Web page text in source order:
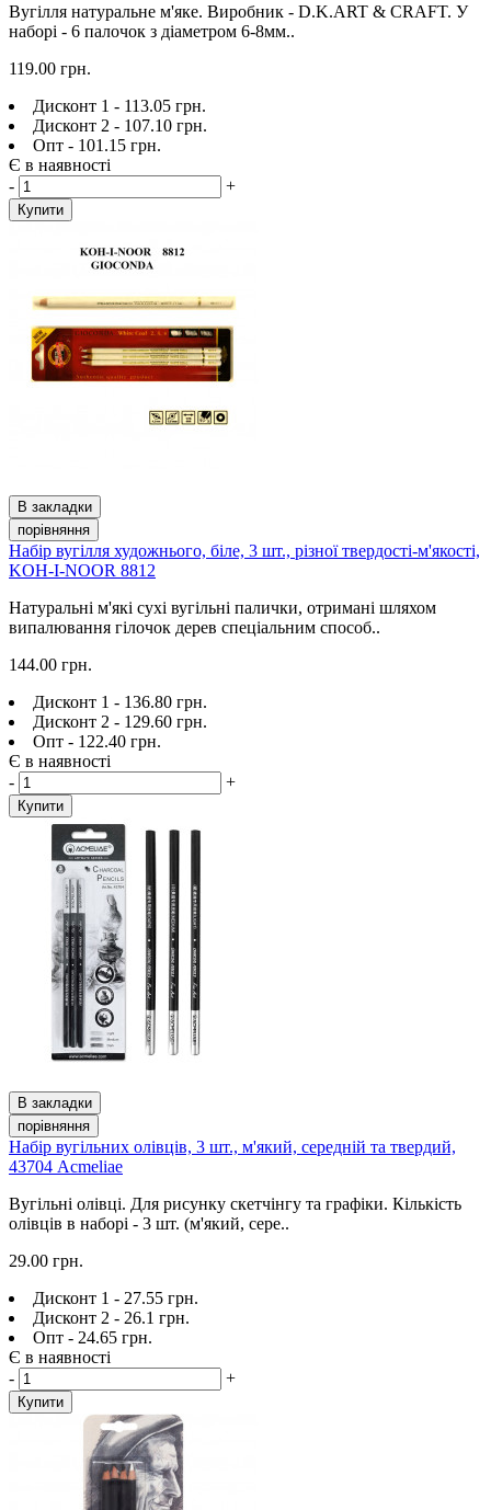
Вугілля натуральне м'яке. Виробник - D.K.ART & CRAFT. У
наборі - 6 палочок з діаметром 6-8мм..
119.00 грн.
Дисконт 1 - 113.05 грн.
Дисконт 2 - 107.10 грн.
Опт - 101.15 грн.
Є в наявності
-
+
Купити
В закладки
порівняння
Набір вугілля художнього, біле, 3 шт., різної твердості-м'якості,
KOH-I-NOOR 8812
Натуральні м'які сухі вугільні палички, отримані шляхом
випалювання гілочок дерев спеціальним способ..
144.00 грн.
Дисконт 1 - 136.80 грн.
Дисконт 2 - 129.60 грн.
Опт - 122.40 грн.
Є в наявності
-
+
Купити
В закладки
порівняння
Набір вугільних олівців, 3 шт., м'який, середній та твердий,
43704 Acmeliae
Вугільні олівці. Для рисунку скетчінгу та графіки. Кількість
олівців в наборі - 3 шт. (м'який, сере..
29.00 грн.
Дисконт 1 - 27.55 грн.
Дисконт 2 - 26.1 грн.
Опт - 24.65 грн.
Є в наявності
-
+
Купити